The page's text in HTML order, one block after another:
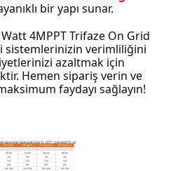
bir yapı sunar.
4MPPT Trifaze On Grid
sistemlerinizin verimliliğini
azaltmak için
Hemen sipariş verin ve
faydayı sağlayın!